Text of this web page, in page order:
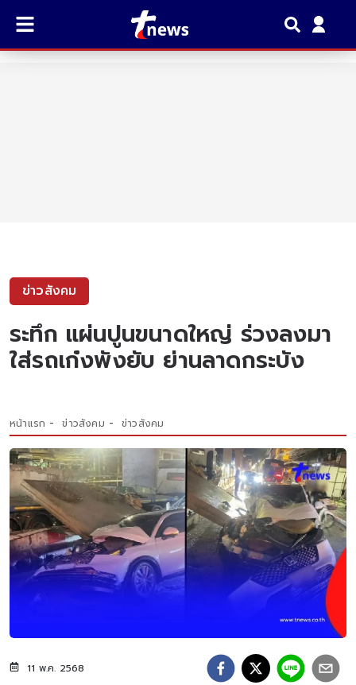
ข่าวสังคม
ระทึก แผ่นปูนขนาดใหญ่ ร่วงลงมา
ใส่รถเก๋งพังยับ ย่านลาดกระบัง
หน้าแรก ข่าวสังคม ข่าวสังคม
11 พ.ค. 2568